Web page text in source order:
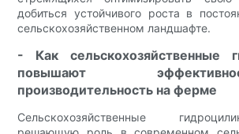
добиться устойчивого роста в
сельскохозяйственном ландшафте.
- Как сельскохозяйственные
повышают
производительность на ферме
Сельскохозяйственные